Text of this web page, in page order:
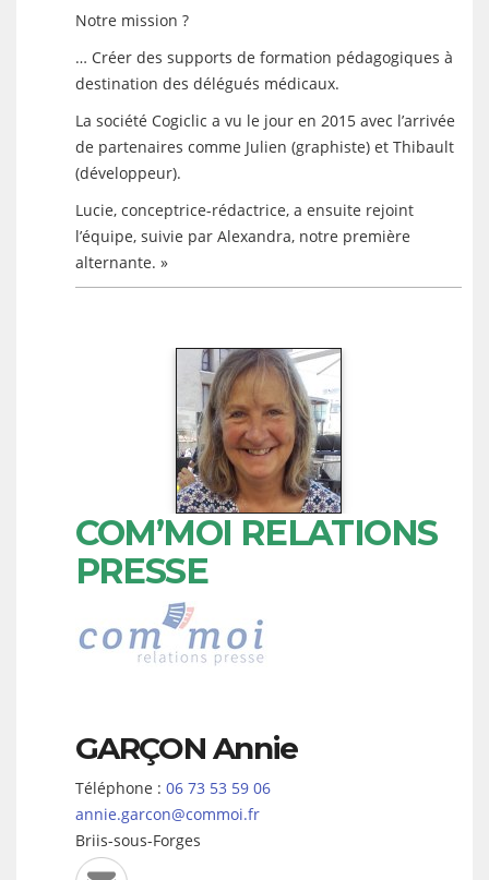
Notre mission ?
… Créer des supports de formation pédagogiques à
destination des délégués médicaux.
La société Cogiclic a vu le jour en 2015 avec l’arrivée
de partenaires comme Julien (graphiste) et Thibault
(développeur).
Lucie, conceptrice-rédactrice, a ensuite rejoint
l’équipe, suivie par Alexandra, notre première
alternante. »
COM’MOI RELATIONS
PRESSE
GARÇON Annie
Téléphone : 06 73 53 59 06
annie.garcon@commoi.fr
Briis-sous-Forges